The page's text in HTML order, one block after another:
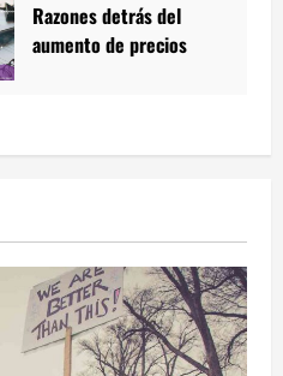
Razones detrás del
aumento de precios